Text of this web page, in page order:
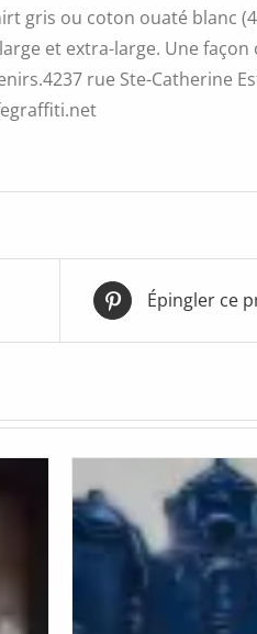
gris ou coton ouaté blanc
et extra-large. Une
rue Ste-Catherine
Épingler ce